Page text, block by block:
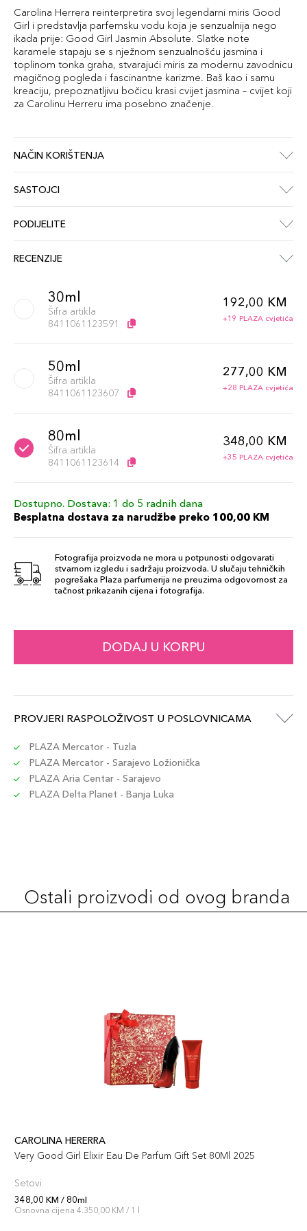
Carolina Herrera reinterpretira svoj legendarni miris Good
Girl i predstavlja parfemsku vodu koja je senzualnija nego
ikada prije: Good Girl Jasmin Absolute. Slatke note
karamele stapaju se s nježnom senzualnošću jasmina i
toplinom tonka graha, stvarajući miris za modernu zavodnicu
magičnog pogleda i fascinantne karizme. Baš kao i samu
kreaciju, prepoznatljivu bočicu krasi cvijet jasmina – cvijet koji
za Carolinu Herreru ima posebno značenje.
NAČIN KORIŠTENJA
SASTOJCI
PODIJELITE
RECENZIJE
30ml
Šifra artikla
8411061123591
192,00 KM
+19 PLAZA cvjetića
50ml
Šifra artikla
8411061123607
277,00 KM
+28 PLAZA cvjetića
80ml
Šifra artikla
8411061123614
348,00 KM
+35 PLAZA cvjetića
Dostupno. Dostava: 1 do 5 radnih dana
Besplatna dostava za narudžbe preko 100,00 KM
Fotografija proizvoda ne mora u potpunosti odgovarati
stvarnom izgledu i sadržaju proizvoda. U slučaju tehničkih
pogrešaka Plaza parfumerija ne preuzima odgovornost za
tačnost prikazanih cijena i fotografija.
DODAJ U KORPU
PROVJERI RASPOLOŽIVOST U POSLOVNICAMA
PLAZA Mercator - Tuzla
PLAZA Mercator - Sarajevo Ložionička
PLAZA Aria Centar - Sarajevo
PLAZA Delta Planet - Banja Luka
Ostali proizvodi od ovog branda
CAROLINA HERERRA
Very Good Girl Elixir Eau De Parfum Gift Set 80Ml 2025
Setovi
348,00 KM / 80ml
Osnovna cijena 4.350,00 KM / 1 l